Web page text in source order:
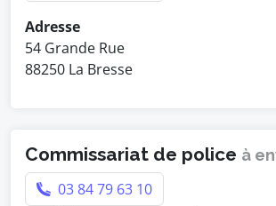
Adresse
54 Grande Rue
88250 La Bresse
Commissariat de police à
03 84 79 63 10